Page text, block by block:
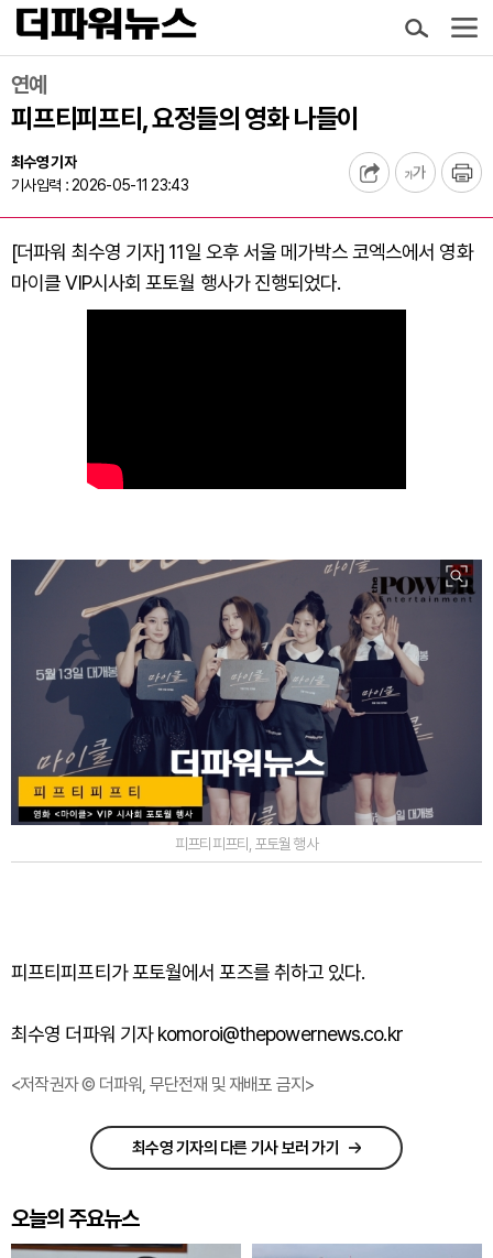
연예
피프티피프티, 요정들의 영화 나들이
최수영 기자
기사입력 : 2026-05-11 23:43
[더파워 최수영 기자] 11일 오후 서울 메가박스 코엑스에서 영화
마이클 VIP시사회 포토월 행사가 진행되었다.
피프티피프티, 포토월 행사
피프티피프티가 포토월에서 포즈를 취하고 있다.
최수영 더파워 기자 komoroi@thepowernews.co.kr
<저작권자 © 더파워, 무단전재 및 재배포 금지>
최수영 기자의 다른 기사 보러 가기
오늘의 주요뉴스